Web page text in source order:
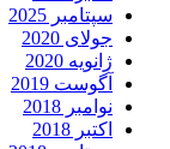
سپتامبر 2025
جولای 2020
ژانویه 2020
آگوست 2019
نوامبر 2018
اکتبر 2018